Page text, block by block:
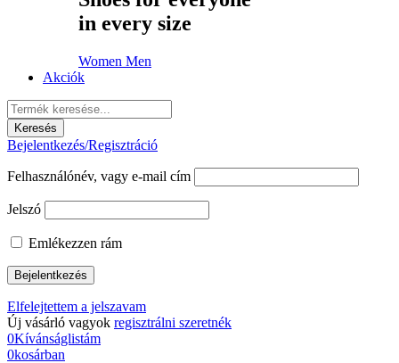
in every size
Women Men
Akciók
Bejelentkezés/Regisztráció
Felhasználónév, vagy e-mail cím
Jelszó
Emlékezzen rám
Elfelejtettem a jelszavam
Új vásárló vagyok regisztrálni szeretnék
0Kívánságlistám
0kosárban